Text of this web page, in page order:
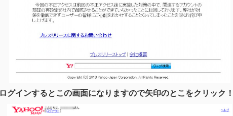
ログインするとこの画面になりますので矢印のとこをクリック